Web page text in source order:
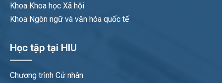
Khoa Khoa học Xã hội
Khoa Ngôn ngữ và văn hóa quốc tế
Học tập tại HIU
Chương trình Cử nhân